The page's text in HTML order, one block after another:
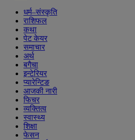
धर्म–संस्कृति
राशिफल
कथा
पेट केयर
समाचार
अर्थ
बगैचा
इन्टेरियर
प्यारेन्टिङ
आजकी नारी
फिचर
व्यक्तित्व
स्वास्थ्य
शिक्षा
फेसन